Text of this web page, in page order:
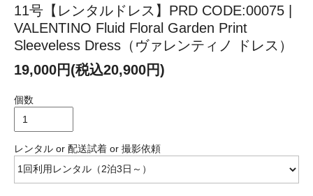
11号【レンタルドレス】PRD CODE:00075 |
VALENTINO Fluid Floral Garden Print
Sleeveless Dress（ヴァレンティノ ドレス）
19,000円(税込20,900円)
個数
レンタル or 配送試着 or 撮影依頼